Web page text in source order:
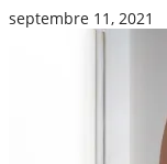
septembre 11, 2021